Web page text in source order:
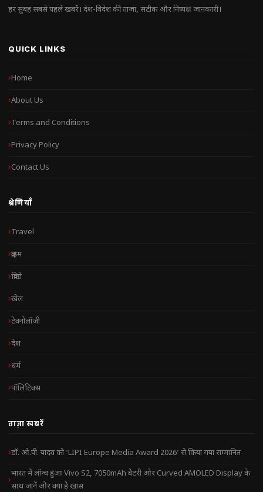
हर सुबह सबसे पहले खबरें। देश-विदेश की ताज़ा, सटीक और निष्पक्ष जानकारी।
QUICK LINKS
Home
About Us
Terms and Conditions
Privacy Policy
Contact Us
श्रेणियाँ
Travel
क्राइम
क्रिप्टो
खेल
टेक्नोलॉजी
देश
धर्म
पॉलिटिक्स
ताज़ा खबरें
डॉ. ओ.पी. यादव को ‘LIPI Europe Media Award 2026’ से किया गया सम्मानित
भारत में लॉन्च हुआ Vivo S2, 7050mAh बैटरी और Curved AMOLED Display के
साथ जानें और क्या है खास